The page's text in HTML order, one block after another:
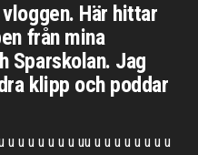
Här hittar
från mina
Sparskolan. Jag
klipp och poddar
u u u u u u u uu u u u u u u u u